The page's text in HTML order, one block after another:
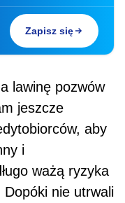
Zapisz się
lawinę pozwów
jeszcze
aby
i
ważą ryzyka
Dopóki nie utrwali